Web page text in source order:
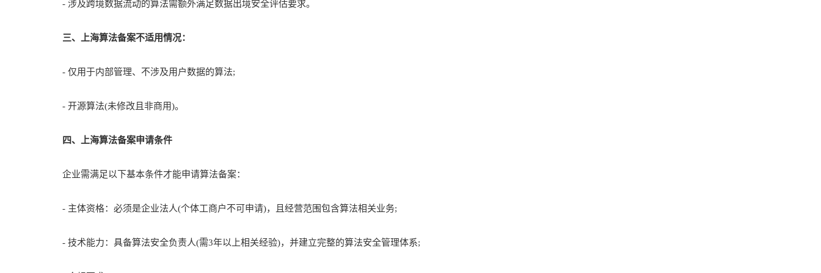
- 涉及跨境数据流动的算法需额外满足数据出境安全评估要求。
三、上海算法备案不适用情况：
- 仅用于内部管理、不涉及用户数据的算法;
- 开源算法(未修改且非商用)。
四、上海算法备案申请条件
企业需满足以下基本条件才能申请算法备案：
- 主体资格：必须是企业法人(个体工商户不可申请)，且经营范围包含算法相关业务;
- 技术能力：具备算法安全负责人(需3年以上相关经验)，并建立完整的算法安全管理体系;